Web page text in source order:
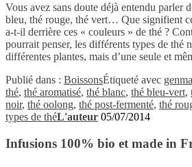
Vous avez sans doute déjà entendu parler
bleu, thé rouge, thé vert… Que signifient
a-t-il derrière ces « couleurs » de thé ?
pourrait penser, les différents types de thé
différentes plantes, mais d’une seule et
Publié dans : BoissonsÉtiqueté avec
thé, thé aromatisé, thé blanc, thé bleu-vert,
noir, thé oolong, thé post-fermenté, thé
types de théL'auteur 05/07/2014
Infusions 100% bio et made in